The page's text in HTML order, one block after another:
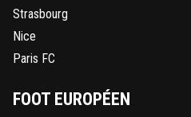
Strasbourg
Nice
Paris FC
FOOT EUROPÉEN